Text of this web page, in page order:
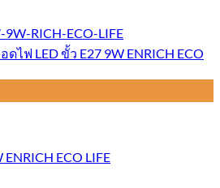
ECO LIFE